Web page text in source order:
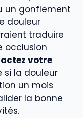
un gonflement
douleur
traduire
occlusion
votre
si la douleur
un mois
la bonne